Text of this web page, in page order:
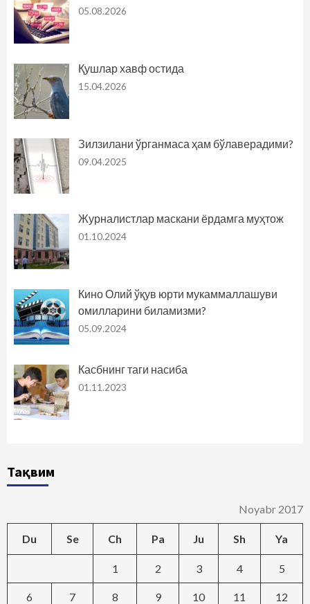
05.08.2026
Қушлар хавф остида
15.04.2026
Зилзилани ўрганмаса ҳам бўлаверадими?
09.04.2025
Журналистлар маскани ёрдамга муҳтож
01.10.2024
Кино Олий ўқув юрти мукаммаллашуви
омилларини биламизми?
05.09.2024
Касбнинг таги насиба
01.11.2023
Тақвим
Noyabr 2017
Du Se Ch Pa Ju Sh Ya
1 2 3 4 5
6 7 8 9 10 11 12